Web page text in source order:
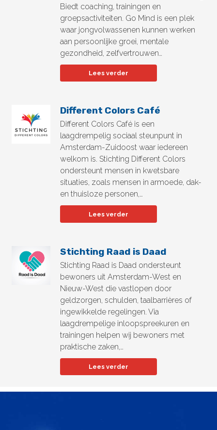
Biedt coaching, trainingen en
groepsactiviteiten. Go Mind is een plek
waar jongvolwassenen kunnen werken
aan persoonlijke groei, mentale
gezondheid, zelfvertrouwen…
Lees verder
Different Colors Café
Different Colors Café is een
laagdrempelig sociaal steunpunt in
Amsterdam-Zuidoost waar iedereen
welkom is. Stichting Different Colors
ondersteunt mensen in kwetsbare
situaties, zoals mensen in armoede, dak-
en thuisloze personen,…
Lees verder
Stichting Raad is Daad
Stichting Raad is Daad ondersteunt
bewoners uit Amsterdam-West en
Nieuw-West die vastlopen door
geldzorgen, schulden, taalbarrières of
ingewikkelde regelingen. Via
laagdrempelige inloopspreekuren en
trainingen helpen wij bewoners met
praktische zaken,…
Lees verder